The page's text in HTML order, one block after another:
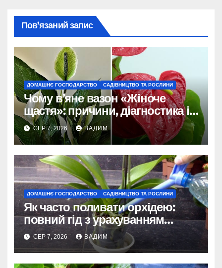
Пов’язаний запис
ДОМАШНЄ ГОСПОДАРСТВО САДІВНИЦТВО ТА РОСЛИНИ
Чому в’яне вазон «Жіноче
щастя»: причини, діагностика і
порятунок рослини
СЕР 7, 2026 ВАДИМ
ДОМАШНЄ ГОСПОДАРСТВО САДІВНИЦТВО ТА РОСЛИНИ
Як часто поливати орхідею:
повний гід з урахуванням
сезону та виду
СЕР 7, 2026 ВАДИМ